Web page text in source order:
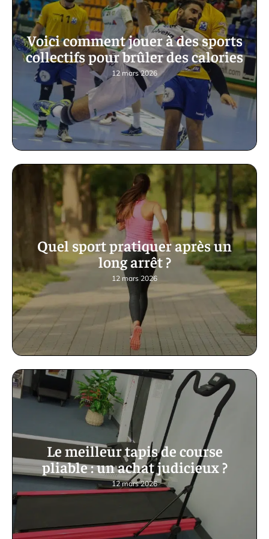
Voici comment jouer à des sports
collectifs pour brûler des calories
12 mars 2026
Quel sport pratiquer après un
long arrêt ?
12 mars 2026
Le meilleur tapis de course
pliable : un achat judicieux ?
12 mars 2026